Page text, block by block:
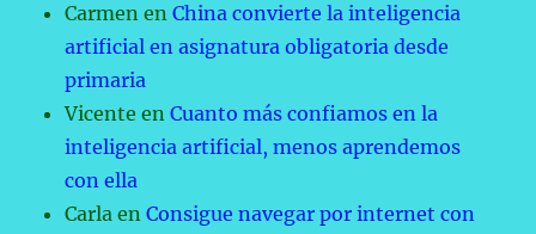
Carmen enChina convierte la inteligencia
artificial en asignatura obligatoria desde
primaria
Vicente enCuanto más confiamos en la
inteligencia artificial, menos aprendemos
con ella
Carla enConsigue navegar por internet con